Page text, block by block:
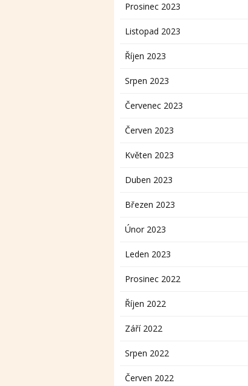
Prosinec 2023
Listopad 2023
Říjen 2023
Srpen 2023
Červenec 2023
Červen 2023
Květen 2023
Duben 2023
Březen 2023
Únor 2023
Leden 2023
Prosinec 2022
Říjen 2022
Září 2022
Srpen 2022
Červen 2022